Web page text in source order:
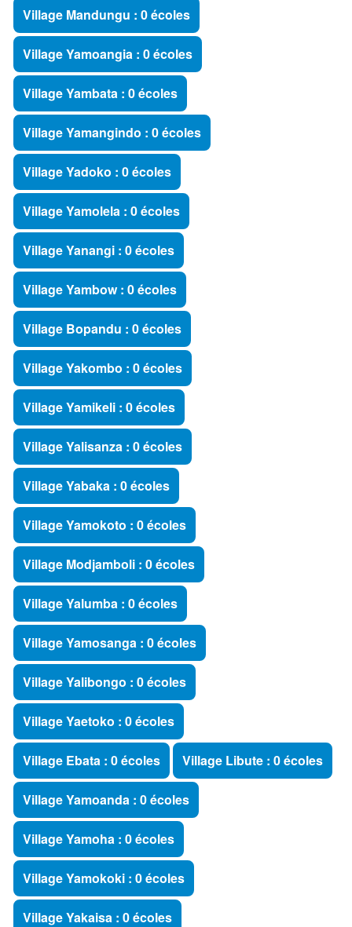
Village Mandungu : 0 écoles
Village Yamoangia : 0 écoles
Village Yambata : 0 écoles
Village Yamangindo : 0 écoles
Village Yadoko : 0 écoles
Village Yamolela : 0 écoles
Village Yanangi : 0 écoles
Village Yambow : 0 écoles
Village Bopandu : 0 écoles
Village Yakombo : 0 écoles
Village Yamikeli : 0 écoles
Village Yalisanza : 0 écoles
Village Yabaka : 0 écoles
Village Yamokoto : 0 écoles
Village Modjamboli : 0 écoles
Village Yalumba : 0 écoles
Village Yamosanga : 0 écoles
Village Yalibongo : 0 écoles
Village Yaetoko : 0 écoles
Village Ebata : 0 écoles Village Libute : 0 écoles
Village Yamoanda : 0 écoles
Village Yamoha : 0 écoles
Village Yamokoki : 0 écoles
Village Yakaisa : 0 écoles